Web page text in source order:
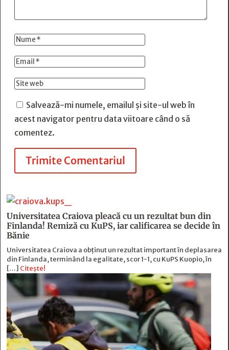
Salvează-mi numele, emailul și site-ul web în
acest navigator pentru data viitoare când o să
comentez.
Trimite Comentariul
Universitatea Craiova pleacă cu un rezultat bun din
Finlanda! Remiză cu KuPS, iar calificarea se decide în
Bănie
Universitatea Craiova a obținut un rezultat important în deplasarea
din Finlanda, terminând la egalitate, scor 1-1, cu KuPS Kuopio, în
[…] Citește!